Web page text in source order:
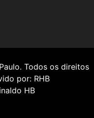
. Todos os direitos
por: RHB
HB